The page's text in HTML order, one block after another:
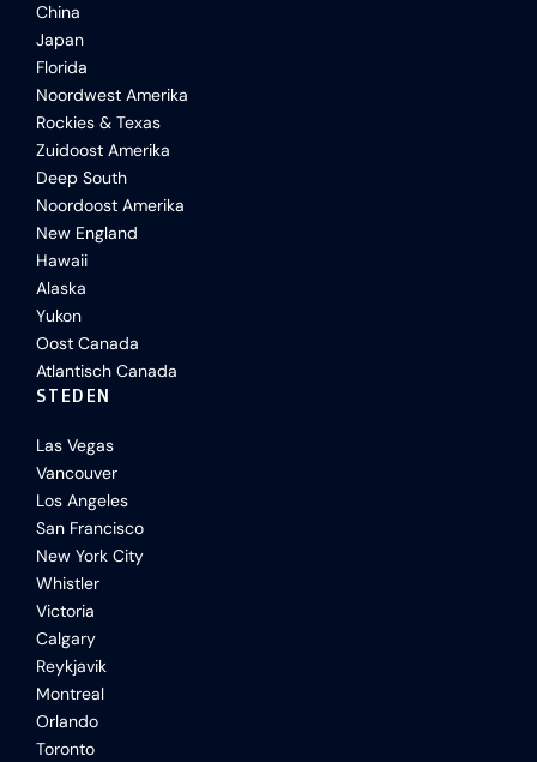
China
Japan
Florida
Noordwest Amerika
Rockies & Texas
Zuidoost Amerika
Deep South
Noordoost Amerika
New England
Hawaii
Alaska
Yukon
Oost Canada
Atlantisch Canada
STEDEN
Las Vegas
Vancouver
Los Angeles
San Francisco
New York City
Whistler
Victoria
Calgary
Reykjavik
Montreal
Orlando
Toronto